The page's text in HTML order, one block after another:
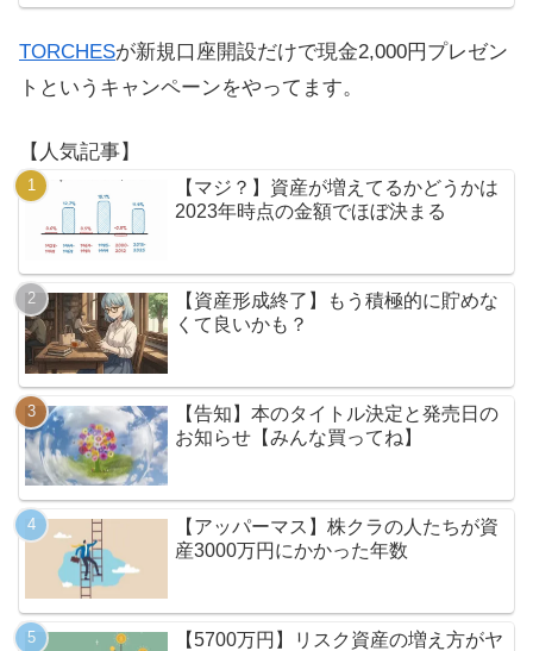
TORCHESが新規口座開設だけで現金2,000円プレゼン
トというキャンペーンをやってます。
【人気記事】
【マジ？】資産が増えてるかどうかは
2023年時点の金額でほぼ決まる
【資産形成終了】もう積極的に貯めな
くて良いかも？
【告知】本のタイトル決定と発売日の
お知らせ【みんな買ってね】
【アッパーマス】株クラの人たちが資
産3000万円にかかった年数
【5700万円】リスク資産の増え方がヤ